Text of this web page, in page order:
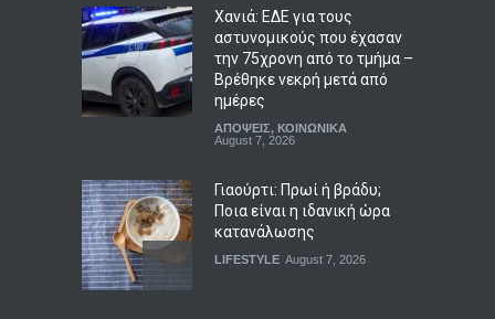
Χανιά: ΕΔΕ για τους
αστυνομικούς που έχασαν
την 75χρονη από το τμήμα –
Βρέθηκε νεκρή μετά από
ημέρες
ΑΠΟΨΕΙΣ, ΚΟΙΝΩΝΙΚΑ
August 7, 2026
Γιαούρτι: Πρωί ή βράδυ;
Ποια είναι η ιδανική ώρα
κατανάλωσης
LIFESTYLE August 7, 2026